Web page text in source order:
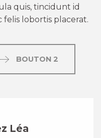
quis, tincidunt id
lobortis placerat.
BOUTON 2
Léa